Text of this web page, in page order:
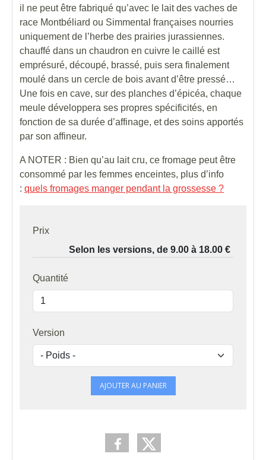
il ne peut être fabriqué qu’avec le lait des vaches de
race Montbéliard ou Simmental françaises nourries
uniquement de l’herbe des prairies jurassiennes.
chauffé dans un chaudron en cuivre le caillé est
emprésuré, découpé, brassé, puis sera finalement
moulé dans un cercle de bois avant d’être pressé…
Une fois en cave, sur des planches d’épicéa, chaque
meule développera ses propres spécificités, en
fonction de sa durée d’affinage, et des soins apportés
par son affineur.
A NOTER : Bien qu’au lait cru, ce fromage peut être
consommé par les femmes enceintes, plus d’info
: quels fromages manger pendant la grossesse ?
Prix
Quantité
Version
AJOUTER AU PANIER